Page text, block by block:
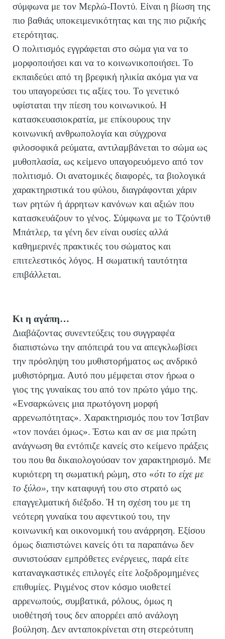
σύμφωνα με τον Μερλώ-Ποντύ. Είναι η βίωση της
πιο βαθιάς υποκειμενικότητας και της πιο ριζικής
ετερότητας.
Ο πολιτισμός εγγράφεται στο σώμα για να το
μορφοποιήσει και να το κοινωνικοποιήσει. Το
εκπαιδεύει από τη βρεφική ηλικία ακόμα για να
του υπαγορεύσει τις αξίες του. Το γενετικό
υφίσταται την πίεση του κοινωνικού. Η
κατασκευασιοκρατία, με επίκουρους την
κοινωνική ανθρωπολογία και σύγχρονα
φιλοσοφικά ρεύματα, αντιλαμβάνεται το σώμα ως
μυθοπλασία, ως κείμενο υπαγορευόμενο από τον
πολιτισμό. Οι ανατομικές διαφορές, τα βιολογικά
χαρακτηριστικά του φύλου, διαγράφονται χάριν
των ρητών ή άρρητων κανόνων και αξιών που
κατασκευάζουν το γένος. Σύμφωνα με το Τζούντιθ
Μπάτλερ, τα γένη δεν είναι ουσίες αλλά
καθημερινές πρακτικές του σώματος και
επιτελεστικός λόγος. Η σωματική ταυτότητα
επιβάλλεται.
Κι η αγάπη…
Διαβάζοντας συνεντεύξεις του συγγραφέα
διαπιστώνω την απόπειρά του να απεγκλωβίσει
την πρόσληψη του μυθιστορήματος ως ανδρικό
μυθιστόρημα. Αυτό που μέμφεται στον ήρωα ο
γιος της γυναίκας του από τον πρώτο γάμο της.
«Ενσαρκώνεις μια πρωτόγονη μορφή
αρρενωπότητας». Χαρακτηρισμός που τον Ίστβαν
«τον πονάει όμως». Έστω και αν σε μια πρώτη
ανάγνωση θα εντόπιζε κανείς στο κείμενο πράξεις
του που θα δικαιολογούσαν τον χαρακτηρισμό. Με
κυριότερη τη σωματική ρώμη, στο «ότι το είχε με
το ξύλο», την καταφυγή του στο στρατό ως
επαγγελματική διέξοδο. Ή τη σχέση του με τη
νεότερη γυναίκα του αφεντικού του, την
κοινωνική και οικονομική του ανάρρηση. Εξίσου
όμως διαπιστώνει κανείς ότι τα παραπάνω δεν
συνιστούσαν εμπρόθετες ενέργειες, παρά είτε
καταναγκαστικές επιλογές είτε λοξοδρομημένες
επιθυμίες. Ριγμένος στον κόσμο υιοθετεί
αρρενωπούς, συμβατικά, ρόλους, όμως η
υιοθέτησή τους δεν απορρέει από ανάλογη
βούληση. Δεν ανταποκρίνεται στη στερεότυπη